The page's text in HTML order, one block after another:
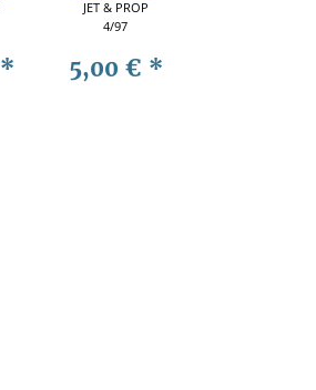
*
JET & PROP
4/97
5,00 € *